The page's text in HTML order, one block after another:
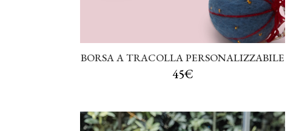
BORSA A TRACOLLA PERSONALIZZABILE
45€